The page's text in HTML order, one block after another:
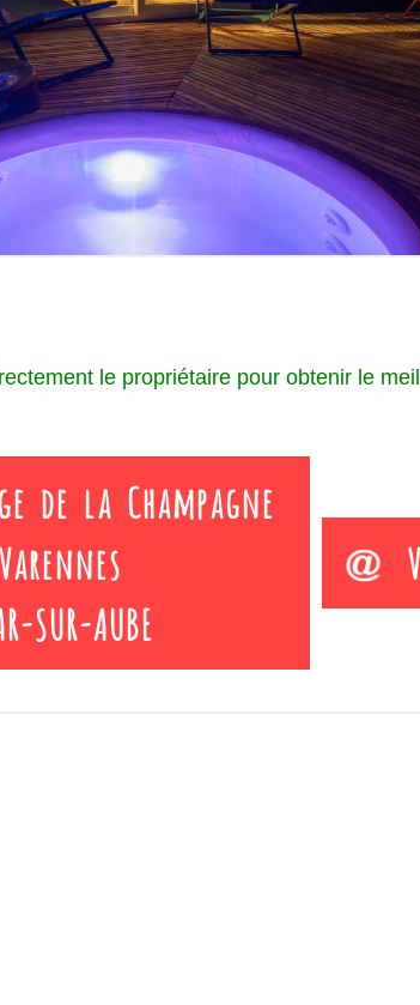
le propriétaire pour obtenir le
de la Champagne
SUR-AUBE